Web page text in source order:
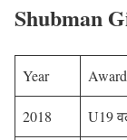
Shubman
Year Award
2018 U19